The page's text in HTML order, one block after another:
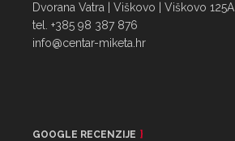
Dvorana Vatra | Viškovo | Viškovo 125A
tel. +385 98 387 876
info@centar-miketa.hr
GOOGLE RECENZIJE